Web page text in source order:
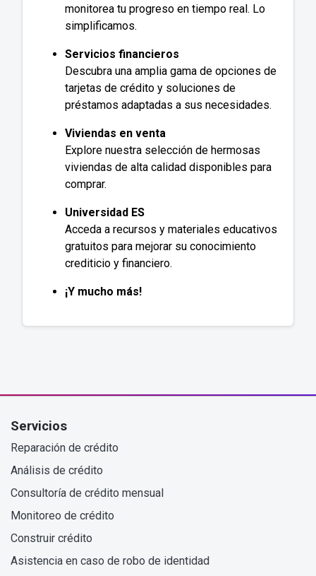
monitorea tu progreso en tiempo real. Lo
simplificamos.
Servicios financieros
Descubra una amplia gama de opciones de
tarjetas de crédito y soluciones de
préstamos adaptadas a sus necesidades.
Viviendas en venta
Explore nuestra selección de hermosas
viviendas de alta calidad disponibles para
comprar.
Universidad ES
Acceda a recursos y materiales educativos
gratuitos para mejorar su conocimiento
crediticio y financiero.
¡Y mucho más!
Servicios
Reparación de crédito
Análisis de crédito
Consultoría de crédito mensual
Monitoreo de crédito
Construir crédito
Asistencia en caso de robo de identidad